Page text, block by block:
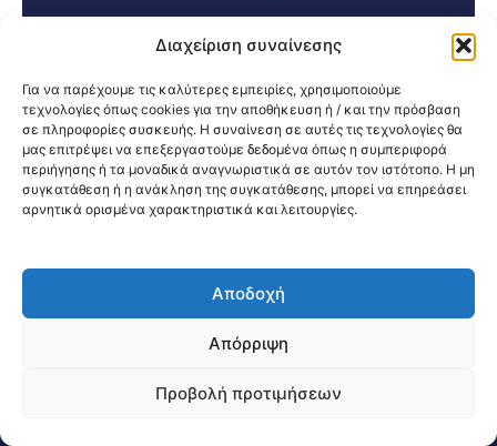
Διαχείριση συναίνεσης
Για να παρέχουμε τις καλύτερες εμπειρίες, χρησιμοποιούμε
τεχνολογίες όπως cookies για την αποθήκευση ή / και την πρόσβαση
σε πληροφορίες συσκευής. Η συναίνεση σε αυτές τις τεχνολογίες θα
μας επιτρέψει να επεξεργαστούμε δεδομένα όπως η συμπεριφορά
περιήγησης ή τα μοναδικά αναγνωριστικά σε αυτόν τον ιστότοπο. Η μη
συγκατάθεση ή η ανάκληση της συγκατάθεσης, μπορεί να επηρεάσει
αρνητικά ορισμένα χαρακτηριστικά και λειτουργίες.
Αποδοχή
Απόρριψη
Προβολή προτιμήσεων
Κοινοποίηση:
@2026 3ype.gr All rights reserved
Θεσσαλονίκη, ΕλλάδαΤηλ: +30 2311 226 200
04222 Website Visits: 1589725